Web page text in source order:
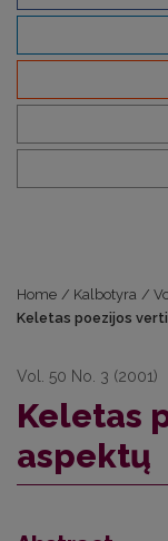
Home / Kalbotyra /
Keletas poezijos
Vol. 50 No. 3 (2001)
Keletas
aspektų